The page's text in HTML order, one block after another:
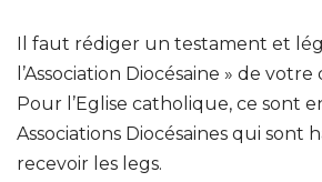
Il faut rédiger un testament et
l’Association Diocésaine » de
Pour l’Eglise catholique, ce sont
Associations Diocésaines qui sont
recevoir les legs.